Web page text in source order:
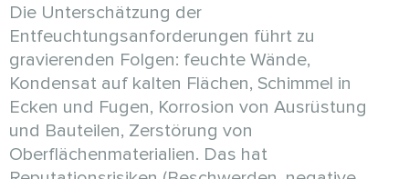
Die Unterschätzung der
Entfeuchtungsanforderungen führt zu
gravierenden Folgen: feuchte Wände,
Kondensat auf kalten Flächen, Schimmel in
Ecken und Fugen, Korrosion von Ausrüstung
und Bauteilen, Zerstörung von
Oberflächenmaterialien. Das hat